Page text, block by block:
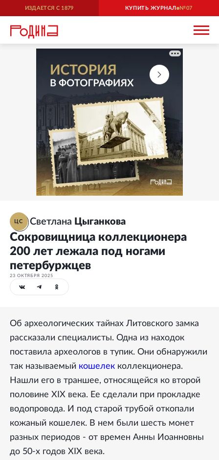
ИЗДАЕТСЯ С 1879 КУПИТЬ ЖУРНАЛ 07
ЦС Светлана Цыганкова
Сокровищница коллекционера
200 лет лежала под ногами
петербуржцев
23 ОКТЯБРЯ 2025
Об археологических тайнах Литовского замка
рассказали специалисты. Одна из находок
поставила археологов в тупик. Они обнаружили
так называемый кошелек коллекционера.
Нашли его в траншее, относящейся ко второй
половине XIX века. Ее сделали при прокладке
водопровода. И под старой трубой откопали
кожаный кошелек. В нем были шесть монет
разных периодов - от времен Анны Иоанновны
до 50-х годов XIX века.